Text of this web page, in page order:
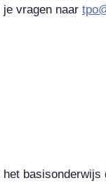
vragen naar
basisonderwijs